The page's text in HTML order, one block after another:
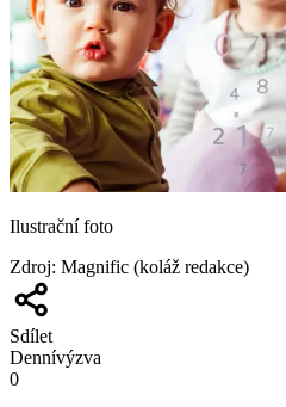
Ilustrační foto
Zdroj: Magnific (koláž redakce)
Sdílet
Dennívýzva
0